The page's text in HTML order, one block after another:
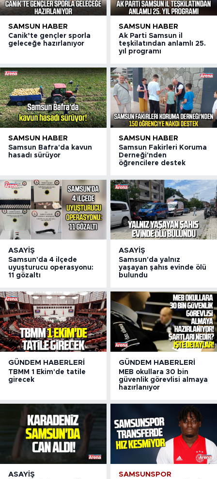
SAMSUN HABER
Canik’te gençler sporla
geleceğe hazırlanıyor
SAMSUN HABER
Ak Parti Samsun il
teşkilatından anlamlı 25.
yıl programı
SAMSUN HABER
Samsun Bafra'da kavun
hasadı sürüyor
SAMSUN HABER
Samsun Fakirleri Koruma
Derneği'nden
öğrencilere destek
ASAYIŞ
Samsun'da 4 ilçede
uyuşturucu operasyonu:
11 gözaltı
ASAYIŞ
Samsun'da yalnız
yaşayan şahıs evinde ölü
bulundu
GÜNDEM HABERLERI
TBMM 1 Ekim'de tatile
girecek
GÜNDEM HABERLERI
MEB okullara 30 bin
güvenlik görevlisi almaya
hazırlanıyor
ASAYIŞ SAMSUNSPOR